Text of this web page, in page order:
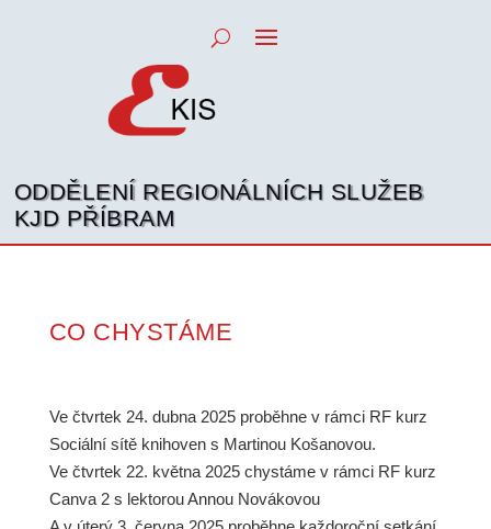
ODDĚLENÍ REGIONÁLNÍCH SLUŽEB
KJD PŘÍBRAM
CO CHYSTÁME
Ve čtvrtek 24. dubna 2025 proběhne v rámci RF kurz
Sociální sítě knihoven s Martinou Košanovou.
Ve čtvrtek 22. května 2025 chystáme v rámci RF kurz
Canva 2 s lektorou Annou Novákovou